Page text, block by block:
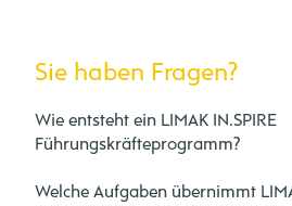
Sie haben Fragen?
Wie entsteht ein LIMAK IN.SPIRE
Führungskräfteprogramm?
Welche Aufgaben übernimmt